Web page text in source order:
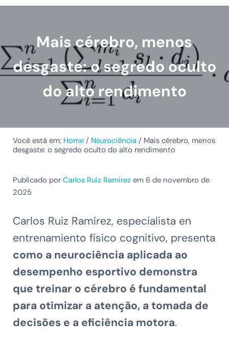
Mais cérebro, menos
desgaste: o segredo oculto
do alto rendimento
Você está em: Home / Neurociência / Mais cérebro, menos
desgaste: o segredo oculto do alto rendimento
Publicado por Carlos Ruiz Ramirezem 6 de novembro de
2025
Carlos Ruiz Ramírez, especialista en
entrenamiento físico cognitivo, presenta
como a neurociência aplicada ao
desempenho esportivo demonstra
que treinar o cérebro é fundamental
para otimizar a atenção, a tomada de
decisões e a eficiência motora.